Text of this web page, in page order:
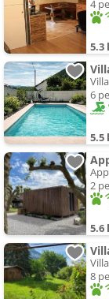
4
5.3
6
5.5
2
5.6
8